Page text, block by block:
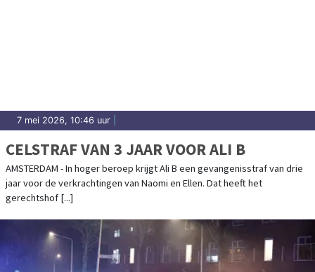
7 mei 2026, 10:46 uur
CELSTRAF VAN 3 JAAR VOOR ALI B
AMSTERDAM - In hoger beroep krijgt Ali B een gevangenisstraf van drie
jaar voor de verkrachtingen van Naomi en Ellen. Dat heeft het
gerechtshof [...]